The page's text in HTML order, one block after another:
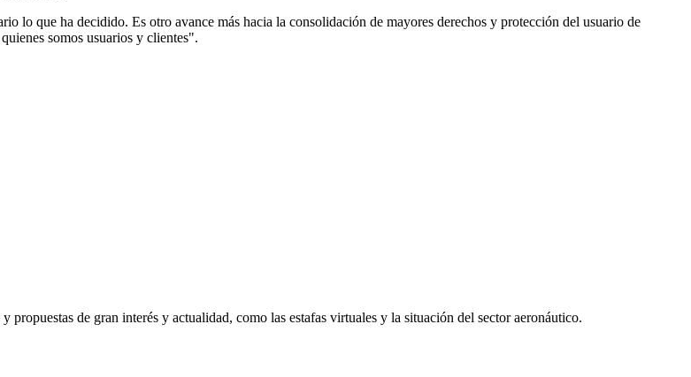
lo que ha decidido. Es otro avance más hacia la consolidación de mayores derechos y protección del usuario de
somos usuarios y clientes".
de gran interés y actualidad, como las estafas virtuales y la situación del sector aeronáutico.